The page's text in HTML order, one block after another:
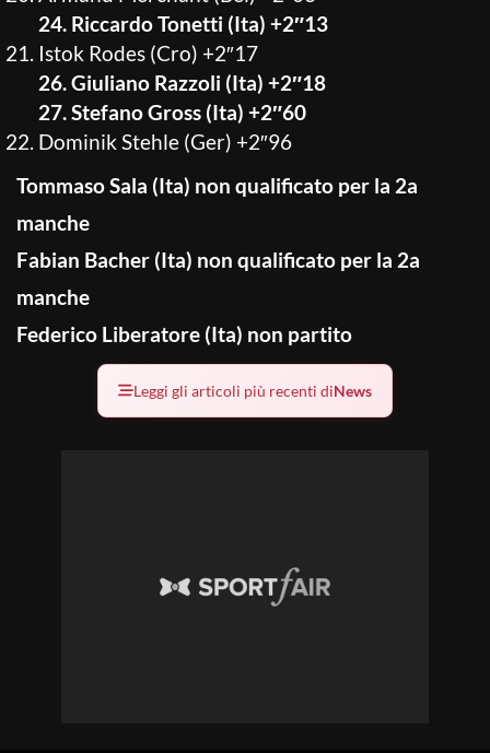
24. Riccardo Tonetti (Ita) +2″13
Istok Rodes (Cro) +2″17
26. Giuliano Razzoli (Ita) +2″18
27. Stefano Gross (Ita) +2″60
Dominik Stehle (Ger) +2″96
Tommaso Sala (Ita) non qualificato per la 2a
manche
Fabian Bacher (Ita) non qualificato per la 2a
manche
Federico Liberatore (Ita) non partito
Leggi gli articoli più recenti diNews